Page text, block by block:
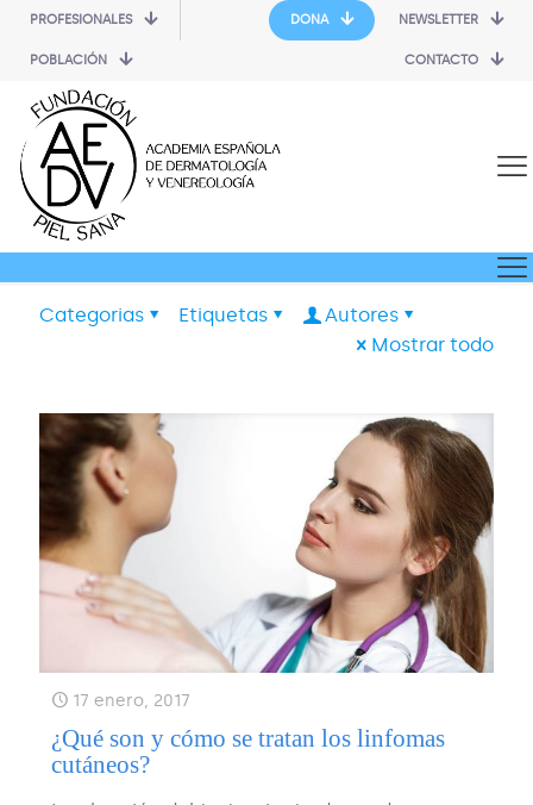
PROFESIONALES
POBLACIÓN
DONA NEWSLETTER
CONTACTO
Categorias Etiquetas
Autores
Mostrar todo
17 enero, 2017
¿Qué son y cómo se tratan los linfomas
cutáneos?